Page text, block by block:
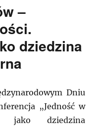
–
dziedzina
Dniu
„Jedność w
jako dziedzina